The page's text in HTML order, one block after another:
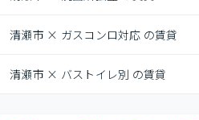
清瀬市 × ガスコンロ対応 の賃貸
清瀬市 × バストイレ別 の賃貸